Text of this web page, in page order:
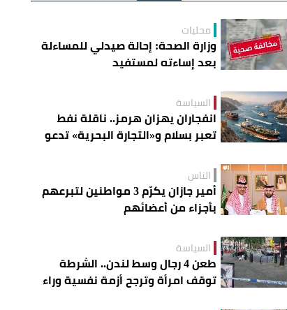
محليات
وزارة الصحة: إحالة صيدلي للمساءلة
بعد إساءته لمستفيد
السياسة
انفجاران يهزان هرمز.. ناقلة نفط
تعبر بسلام و«التجارة البحرية» تدعو
الناس
أمير جازان يكرّم 3 مواطنين لتبرعهم
بأجزاء من أعضائهم
السياسة
طعن 4 رجال وسط لندن.. الشرطة
توقف امرأة وترجح أزمة نفسية وراء